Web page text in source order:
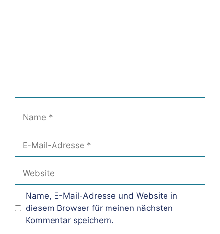
Mail-
Adresse
Name, E-Mail-Adresse und Website in
diesem Browser für meinen nächsten
Kommentar speichern.